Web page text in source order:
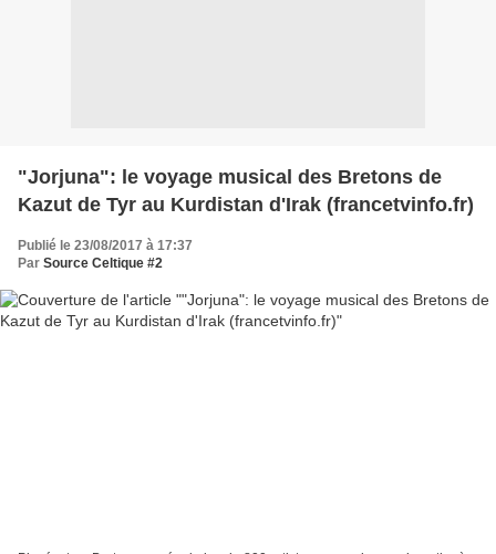
"Jorjuna": le voyage musical des Bretons de
Kazut de Tyr au Kurdistan d'Irak (francetvinfo.fr)
Publié le 23/08/2017 à 17:37
Par Source Celtique #2